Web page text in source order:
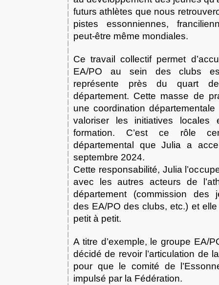
futurs athlètes que nous
pistes essonniennes,
peut-être même mondiales.
Ce travail collectif permet
EA/PO au sein des clubs
représente près du quart
département. Cette masse de
une coordination
valoriser les initiatives
formation. C’est ce rôle
départemental que Julia a
septembre 2024.
Cette responsabilité, Julia
avec les autres acteurs de
département (commission des
des EA/PO des clubs, etc.) et
petit à petit.
A titre d’exemple, le groupe EA/
décidé de revoir l’articulation de
pour que le comité de
impulsé par la Fédération.